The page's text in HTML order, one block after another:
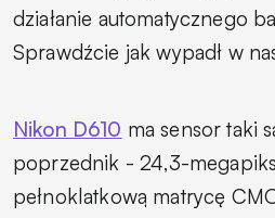
działanie automatycznego
Sprawdźcie jak wypadł w
Nikon D610 ma sensor taki
poprzednik - 24,3-
pełnoklatkową matrycę